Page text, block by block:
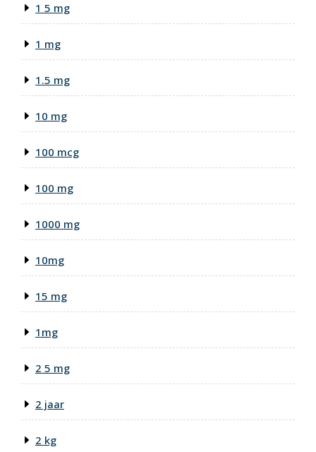
1 5 mg
1 mg
1.5 mg
10 mg
100 mcg
100 mg
1000 mg
10mg
15 mg
1mg
2 5 mg
2 jaar
2 kg